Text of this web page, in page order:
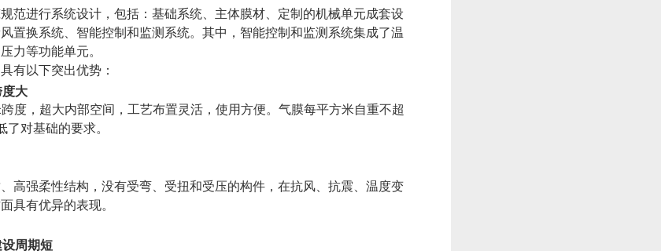
范进行系统设计，包括：基础系统、主体膜材、定制的机械单元成套设
置换系统、智能控制和监测系统。其中，智能控制和监测系统集成了温
力等功能单元。
有以下突出优势：
度大
度，超大内部空间，工艺布置灵活，使用方便。气膜每平方米自重不超
了对基础的要求。
高强柔性结构，没有受弯、受扭和受压的构件，在抗风、抗震、温度变
具有优异的表现。
周期短